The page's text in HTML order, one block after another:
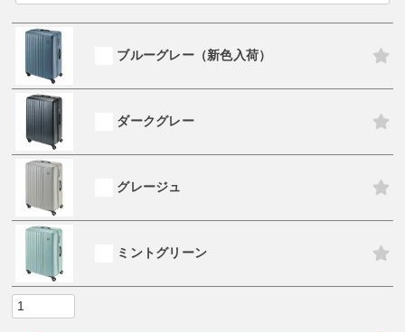
ブルーグレー（新色入荷）
ダークグレー
グレージュ
ミントグリーン